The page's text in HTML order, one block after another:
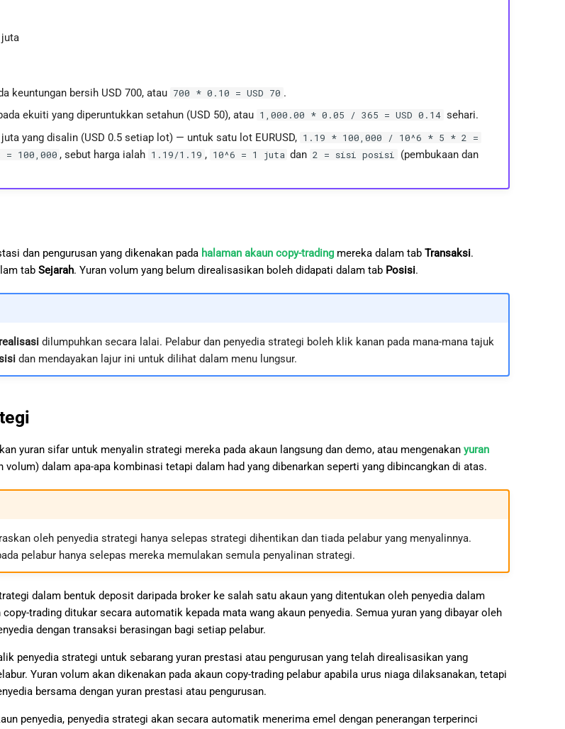
juta
keuntungan bersih USD 700, atau 700 * 0.10 = USD 70 .
ekuiti yang diperuntukkan setahun (USD 50), atau 1,000.00 * 0.05 / 365 = USD 0.14 sehari.
yang disalin (USD 0.5 setiap lot) — untuk satu lot EURUSD, 1.19 * 100,000 / 10^6 * 5 * 2 =
100,000 , sebut harga ialah 1.19/1.19 , 10^6 = 1 juta dan 2 = sisi posisi
(pembukaan dan
dan pengurusan yang dikenakan pada halaman akaun copy-trading mereka dalam tab Transaksi.
tab Sejarah. Yuran volum yang belum direalisasikan boleh didapati dalam tab Posisi.
dilumpuhkan secara lalai. Pelabur dan penyedia strategi boleh klik kanan pada mana-mana tajuk
dan mendayakan lajur ini untuk dilihat dalam menu lungsur.
yuran sifar untuk menyalin strategi mereka pada akaun langsung dan demo, atau mengenakan yuran
volum) dalam apa-apa kombinasi tetapi dalam had yang dibenarkan seperti yang dibincangkan di atas.
oleh penyedia strategi hanya selepas strategi dihentikan dan tiada pelabur yang menyalinnya.
pelabur hanya selepas mereka memulakan semula penyalinan strategi.
dalam bentuk deposit daripada broker ke salah satu akaun yang ditentukan oleh penyedia dalam
copy-trading ditukar secara automatik kepada mata wang akaun penyedia. Semua yuran yang dibayar oleh
dengan transaksi berasingan bagi setiap pelabur.
penyedia strategi untuk sebarang yuran prestasi atau pengurusan yang telah direalisasikan yang
Yuran volum akan dikenakan pada akaun copy-trading pelabur apabila urus niaga dilaksanakan, tetapi
bersama dengan yuran prestasi atau pengurusan.
penyedia, penyedia strategi akan secara automatik menerima emel dengan penerangan terperinci